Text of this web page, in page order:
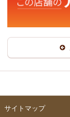
サイトマップ